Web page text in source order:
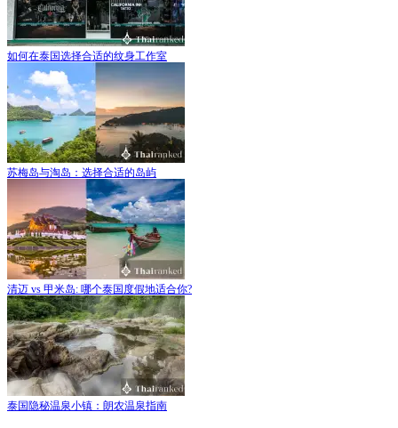
如何在泰国选择合适的纹身工作室
苏梅岛与淘岛：选择合适的岛屿
清迈 vs 甲米岛: 哪个泰国度假地适合你?
泰国隐秘温泉小镇：朗农温泉指南